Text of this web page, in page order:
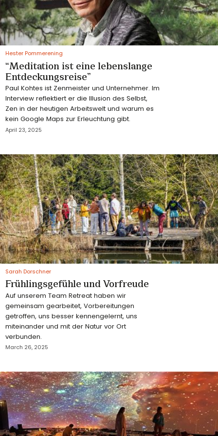
Hester Pommerening
“Meditation ist eine lebenslange
Entdeckungsreise”
Paul Kohtes ist Zenmeister und Unternehmer. Im
Interview reflektiert er die Illusion des Selbst,
Zen in der heutigen Arbeitswelt und warum es
kein Google Maps zur Erleuchtung gibt.
April 23, 2025
Sarah Dorschner
Frühlingsgefühle und Vorfreude
Auf unserem Team Retreat haben wir
gemeinsam gearbeitet, Vorbereitungen
getroffen, uns besser kennengelernt, uns
miteinander und mit der Natur vor Ort
verbunden.
March 26, 2025